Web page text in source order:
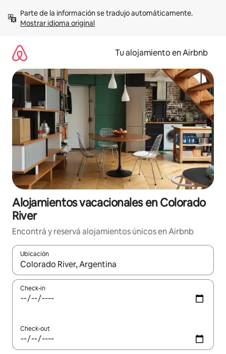
contenidoMostrar idioma original
Tu alojamiento en Airbnb
Alojamientos vacacionales en Colorado
River
Encontrá y reservá alojamientos únicos en Airbnb
Ubicación
Cuando los resultados estén disponibles, navegá con las
Check-in
Check-out